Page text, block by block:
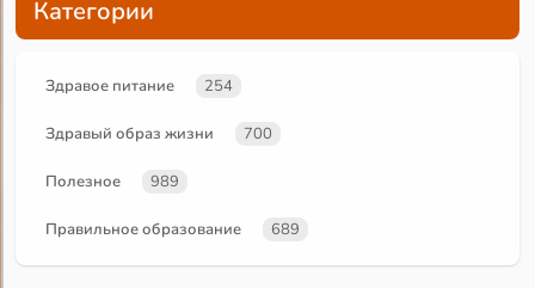
Категории
Здравое питание 254
Здравый образ жизни 700
Полезное 989
Правильное образование 689